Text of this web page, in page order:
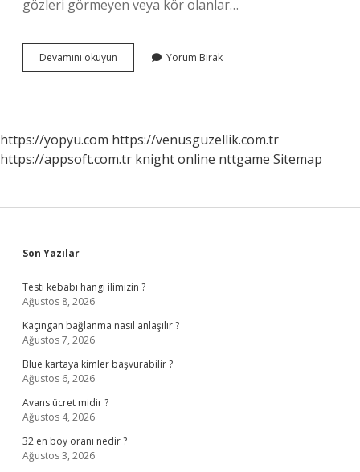
gözleri görmeyen veya kör olanlar…
Devamını okuyun
Ne
Yorum Bırak
https://yopyu.com https://venusguzellik.com.tr
https://appsoft.com.tr knight online nttgame Sitemap
Sidebar
Son Yazılar
Testi kebabı hangi ilimizin ?
Ağustos 8, 2026
Kaçıngan bağlanma nasıl anlaşılır ?
Ağustos 7, 2026
Blue kartaya kimler başvurabilir ?
Ağustos 6, 2026
Avans ücret midir ?
Ağustos 4, 2026
32 en boy oranı nedir ?
Ağustos 3, 2026